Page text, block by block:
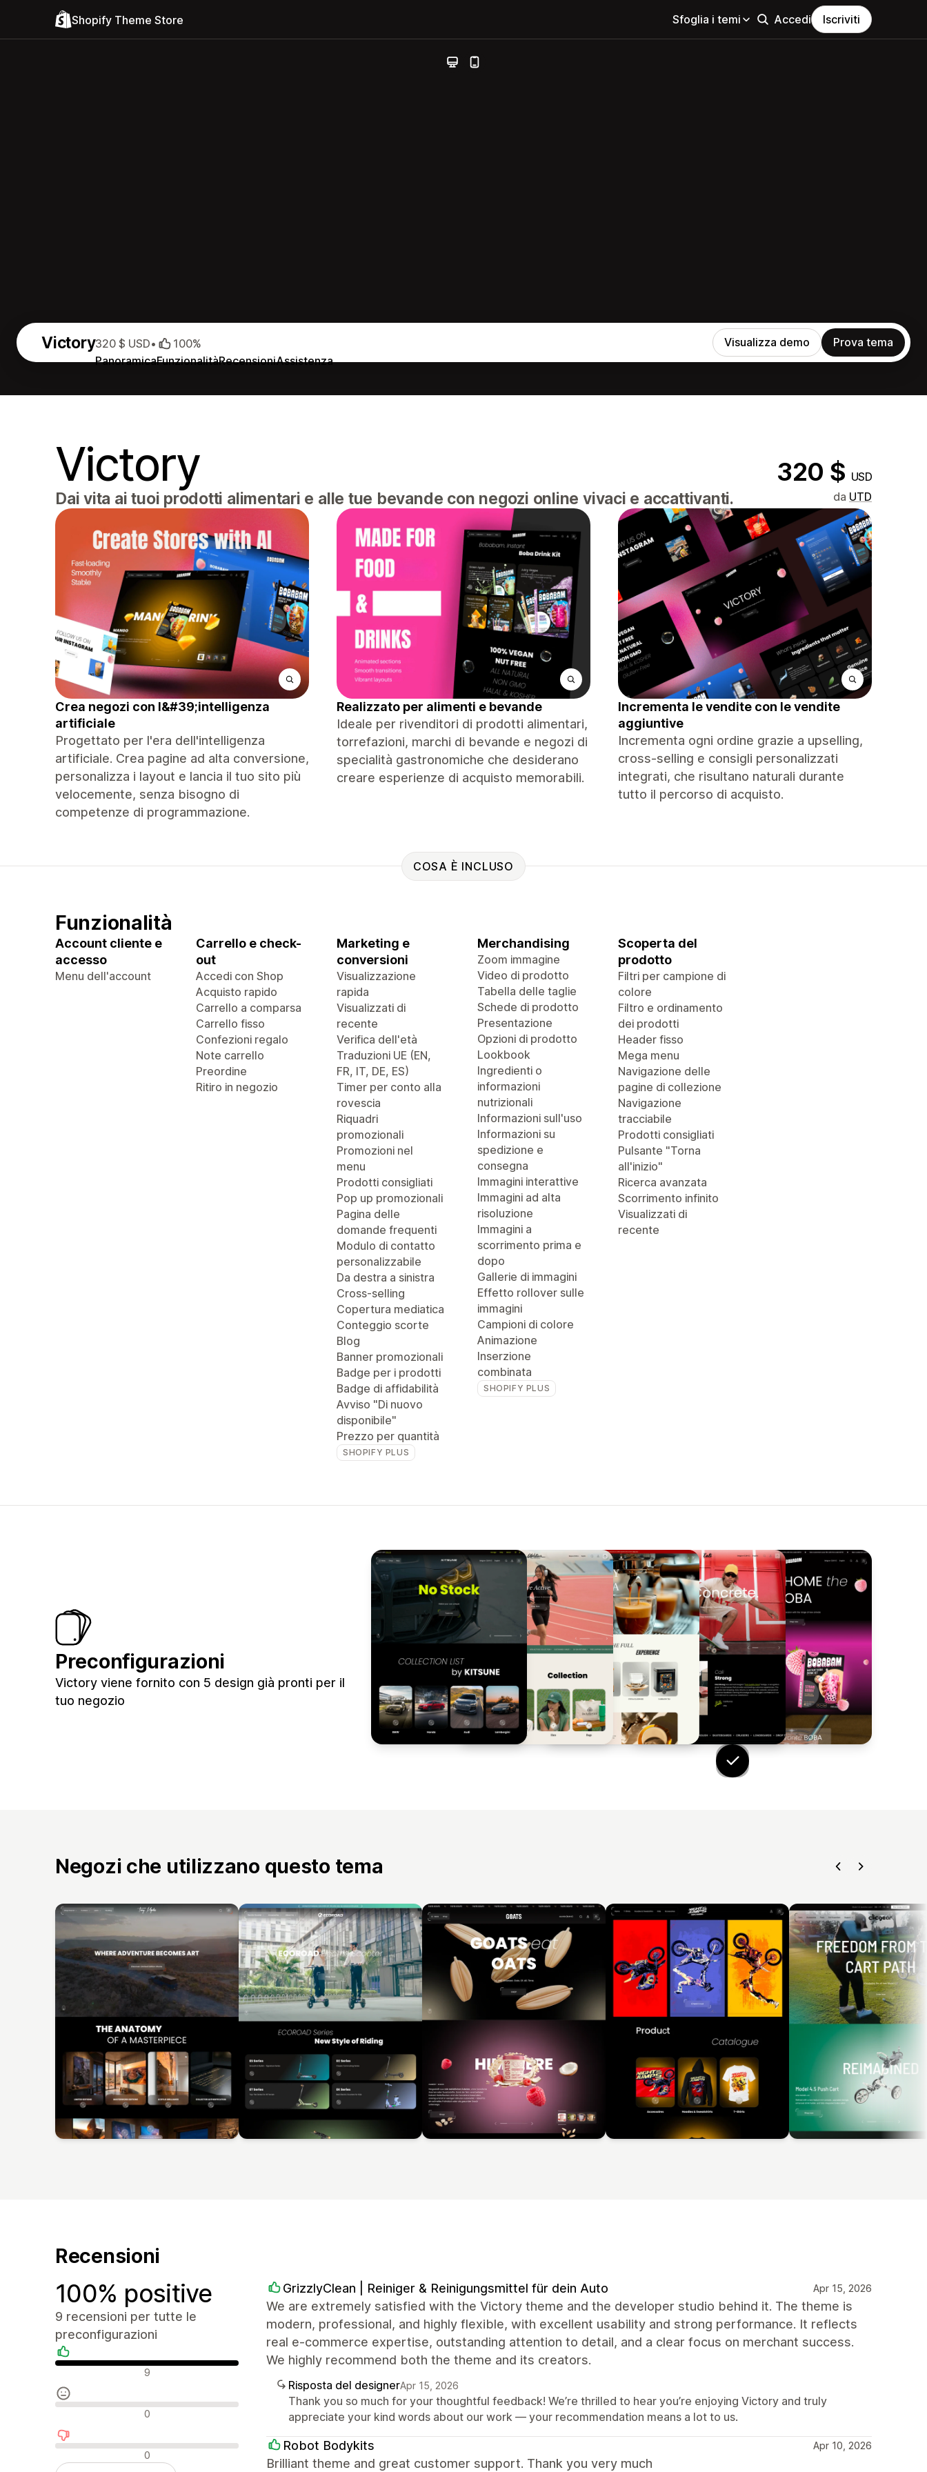
Shopify Theme Store Sfoglia i temi Accedi Iscriviti
Victory
PanoramicaFunzionalitàRecensioniAssistenza
320 $ USD• 100% Visualizza demo Prova tema
Victory 320 $ USD
Dai vita ai tuoi prodotti alimentari e alle tue bevande con negozi online vivaci e accattivanti. da UTD
Crea negozi con l&#39;intelligenza
artificiale
Progettato per l'era dell'intelligenza
artificiale. Crea pagine ad alta conversione,
personalizza i layout e lancia il tuo sito più
velocemente, senza bisogno di
competenze di programmazione.
Realizzato per alimenti e bevande
Ideale per rivenditori di prodotti alimentari,
torrefazioni, marchi di bevande e negozi di
specialità gastronomiche che desiderano
creare esperienze di acquisto memorabili.
Incrementa le vendite con le vendite
aggiuntive
Incrementa ogni ordine grazie a upselling,
cross-selling e consigli personalizzati
integrati, che risultano naturali durante
tutto il percorso di acquisto.
COSA È INCLUSO
Funzionalità
Account cliente e
accesso
Menu dell'account
Carrello e check-
out
Accedi con Shop
Acquisto rapido
Carrello a comparsa
Carrello fisso
Confezioni regalo
Note carrello
Preordine
Ritiro in negozio
Marketing e
conversioni
Visualizzazione
rapida
Visualizzati di
recente
Verifica dell'età
Traduzioni UE (EN,
FR, IT, DE, ES)
Timer per conto alla
rovescia
Riquadri
promozionali
Promozioni nel
menu
Prodotti consigliati
Pop up promozionali
Pagina delle
domande frequenti
Modulo di contatto
personalizzabile
Da destra a sinistra
Cross-selling
Copertura mediatica
Conteggio scorte
Blog
Banner promozionali
Badge per i prodotti
Badge di affidabilità
Avviso "Di nuovo
disponibile"
Prezzo per quantità
SHOPIFY PLUS
Merchandising
Zoom immagine
Video di prodotto
Tabella delle taglie
Schede di prodotto
Presentazione
Opzioni di prodotto
Lookbook
Ingredienti o
informazioni
nutrizionali
Informazioni sull'uso
Informazioni su
spedizione e
consegna
Immagini interattive
Immagini ad alta
risoluzione
Immagini a
scorrimento prima e
dopo
Gallerie di immagini
Effetto rollover sulle
immagini
Campioni di colore
Animazione
Inserzione
combinata
SHOPIFY PLUS
Scoperta del
prodotto
Filtri per campione di
colore
Filtro e ordinamento
dei prodotti
Header fisso
Mega menu
Navigazione delle
pagine di collezione
Navigazione
tracciabile
Prodotti consigliati
Pulsante "Torna
all'inizio"
Ricerca avanzata
Scorrimento infinito
Visualizzati di
recente
Preconfigurazioni
Victory viene fornito con 5 design già pronti per il
tuo negozio
Negozi che utilizzano questo tema
Recensioni
100% positive
9 recensioni per tutte le
preconfigurazioni
Recensioni positive
9
Recensioni neutrali
0
Recensioni negative
0
GrizzlyClean | Reiniger & Reinigungsmittel für dein Auto Apr 15, 2026
We are extremely satisfied with the Victory theme and the developer studio behind it. The theme is
modern, professional, and highly flexible, with excellent usability and strong performance. It reflects
real e-commerce expertise, outstanding attention to detail, and a clear focus on merchant success.
We highly recommend both the theme and its creators.
Risposta del designerApr 15, 2026
Thank you so much for your thoughtful feedback! We’re thrilled to hear you’re enjoying Victory and truly
appreciate your kind words about our work — your recommendation means a lot to us.
Robot Bodykits Apr 10, 2026
Brilliant theme and great customer support. Thank you very much